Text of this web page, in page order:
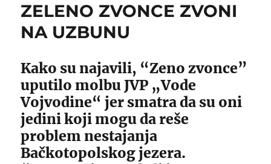
ZELENO ZVONCE ZVONI
NA UZBUNU
Kako su najavili, “Zeno zvonce”
uputilo molbu JVP „Vode
Vojvodine“ jer smatra da su oni
jedini koji mogu da reše
problem nestajanja
Bačkotopolskog jezera.